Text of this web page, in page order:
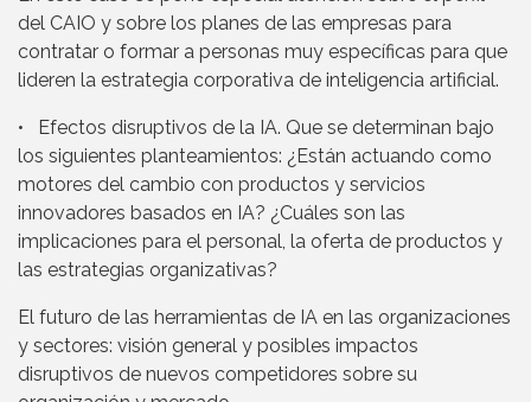
del CAIO y sobre los planes de las empresas para
contratar o formar a personas muy específicas para que
lideren la estrategia corporativa de inteligencia artificial.
• Efectos disruptivos de la IA. Que se determinan bajo
los siguientes planteamientos: ¿Están actuando como
motores del cambio con productos y servicios
innovadores basados en IA? ¿Cuáles son las
implicaciones para el personal, la oferta de productos y
las estrategias organizativas?
El futuro de las herramientas de IA en las organizaciones
y sectores: visión general y posibles impactos
disruptivos de nuevos competidores sobre su